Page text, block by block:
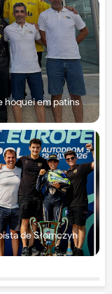
hóquei em patins
de Słomczyn